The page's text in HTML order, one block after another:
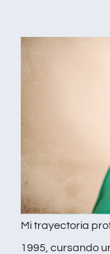
Mi trayectoria
1995, cursando